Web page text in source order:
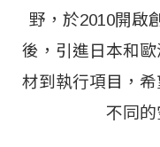
野，於2010開啟
後，引進日本和
材到執行項目，
不同的